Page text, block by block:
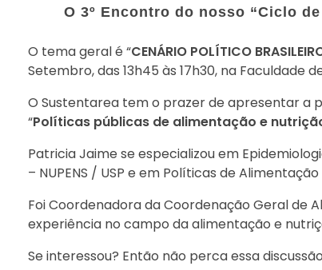
O 3º Encontro do nosso “Ciclo
O tema geral é “CENÁRIO POLÍTICO
Setembro, das 13h45 às 17h30, na Faculdade
O Sustentarea tem o prazer de apresentar a
“Políticas públicas de alimentação e
Patricia Jaime se especializou em
– NUPENS / USP e em Políticas de
Foi Coordenadora da Coordenação Geral de
experiência no campo da alimentação e
Se interessou? Então não perca essa